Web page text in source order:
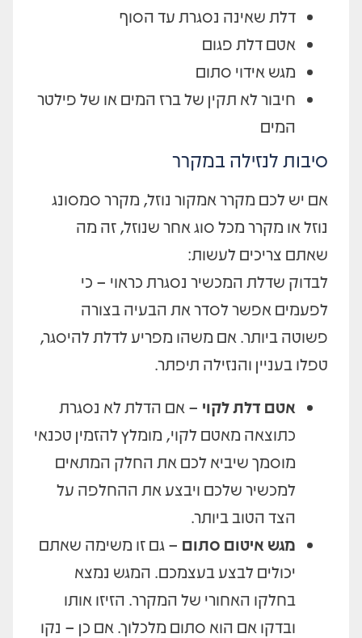
דלת שאינה נסגרת עד הסוף
אטם דלת פגום
מגש אידוי סתום
חיבור לא תקין של ברז המים או של פילטר
המים
סיבות לנזילה במקרר
אם יש לכם מקרר אמקור נוזל, מקרר סמסונג
נוזל או מקרר מכל סוג אחר שנוזל, זה מה
שאתם צריכים לעשות:
לבדוק שדלת המכשיר נסגרת כראוי – כי
לפעמים אפשר לסדר את הבעיה בצורה
פשוטה ביותר. אם משהו מפריע לדלת להיסגר,
טפלו בעניין והנזילה תיפתר.
אטם דלת לקוי – אם הדלת לא נסגרת
כתוצאה מאטם לקוי, מומלץ להזמין טכנאי
מוסמך שיביא לכם את החלק המתאים
למכשיר שלכם ויבצע את ההחלפה על
הצד הטוב ביותר.
מגש איטום סתום – גם זו משימה שאתם
יכולים לבצע בעצמכם. המגש נמצא
בחלקו האחורי של המקרר. הזיזו אותו
ובדקו אם הוא סתום מלכלוך. אם כן – נקו